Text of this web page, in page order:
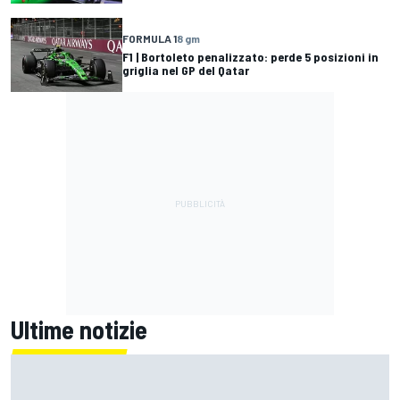
FORMULA 18 gm
F1 | Bortoleto penalizzato: perde 5 posizioni in
griglia nel GP del Qatar
Ultime notizie